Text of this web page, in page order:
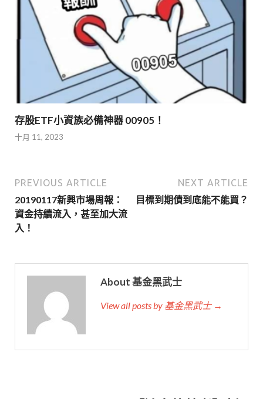
存股ETF小資族必備神器 00905！
十月 11, 2023
PREVIOUS ARTICLE
20190117新興市場周報：
資金持續流入，甚至加大流
入！
NEXT ARTICLE
目標到期債到底能不能買？
About 基金黑武士
View all posts by 基金黑武士 →